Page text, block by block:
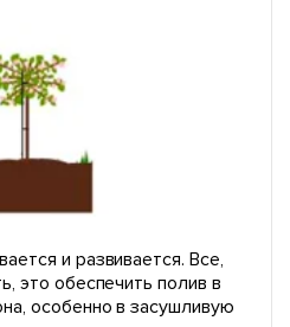
и развивается. Все,
это обеспечить полив в
особенно в засушливую